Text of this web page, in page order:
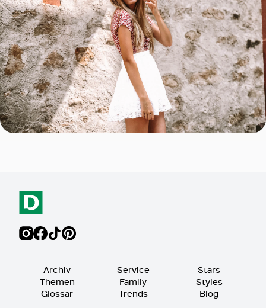
Archiv
Themen
Glossar
Service
Family
Trends
Stars
Styles
Blog